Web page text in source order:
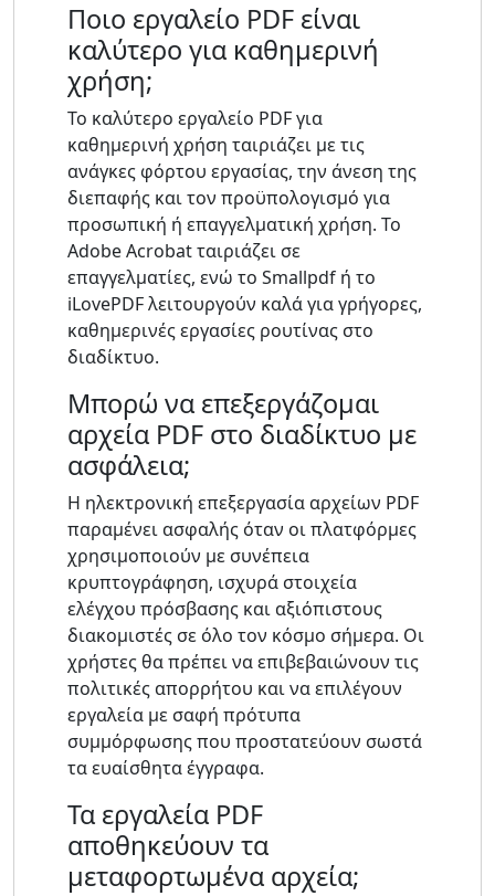
Ποιο εργαλείο PDF είναι
καλύτερο για καθημερινή
χρήση;
Το καλύτερο εργαλείο PDF για
καθημερινή χρήση ταιριάζει με τις
ανάγκες φόρτου εργασίας, την άνεση της
διεπαφής και τον προϋπολογισμό για
προσωπική ή επαγγελματική χρήση. Το
Adobe Acrobat ταιριάζει σε
επαγγελματίες, ενώ το Smallpdf ή το
iLovePDF λειτουργούν καλά για γρήγορες,
καθημερινές εργασίες ρουτίνας στο
διαδίκτυο.
Μπορώ να επεξεργάζομαι
αρχεία PDF στο διαδίκτυο με
ασφάλεια;
Η ηλεκτρονική επεξεργασία αρχείων PDF
παραμένει ασφαλής όταν οι πλατφόρμες
χρησιμοποιούν με συνέπεια
κρυπτογράφηση, ισχυρά στοιχεία
ελέγχου πρόσβασης και αξιόπιστους
διακομιστές σε όλο τον κόσμο σήμερα. Οι
χρήστες θα πρέπει να επιβεβαιώνουν τις
πολιτικές απορρήτου και να επιλέγουν
εργαλεία με σαφή πρότυπα
συμμόρφωσης που προστατεύουν σωστά
τα ευαίσθητα έγγραφα.
Τα εργαλεία PDF
αποθηκεύουν τα
μεταφορτωμένα αρχεία;